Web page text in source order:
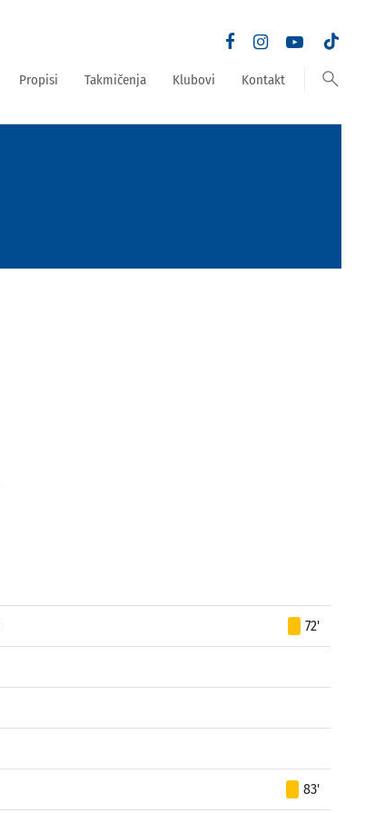
Propisi Takmičenja Klubovi Kontakt search
72'
83'